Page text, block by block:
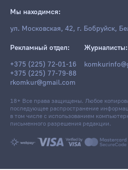
Мы находимся:
ул. Московская, 42, г. Бобруйск,
Рекламный отдел:
+375 (225) 77-79-88
Журналисты: